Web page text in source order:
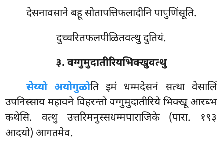
देसनावसाने बहू सोतापत्तिफलादीनि पापुणिंसूति.
दुच्चरितफलपीळितवत्थु दुतियं.
३. वग्गुमुदातीरियभिक्खुवत्थु
सेय्यो अयोगुळोति इमं धम्मदेसनं सत्था वेसालिं
उपनिस्साय महावने विहरन्तो वग्गुमुदातीरिये भिक्खू आरब्भ
कथेसि. वत्थु उत्तरिमनुस्सधम्मपाराजिके (पारा. १९३
आदयो) आगतमेव.